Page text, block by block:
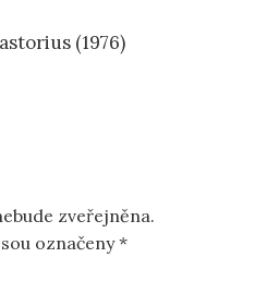
(1976)
zveřejněna.
označeny*